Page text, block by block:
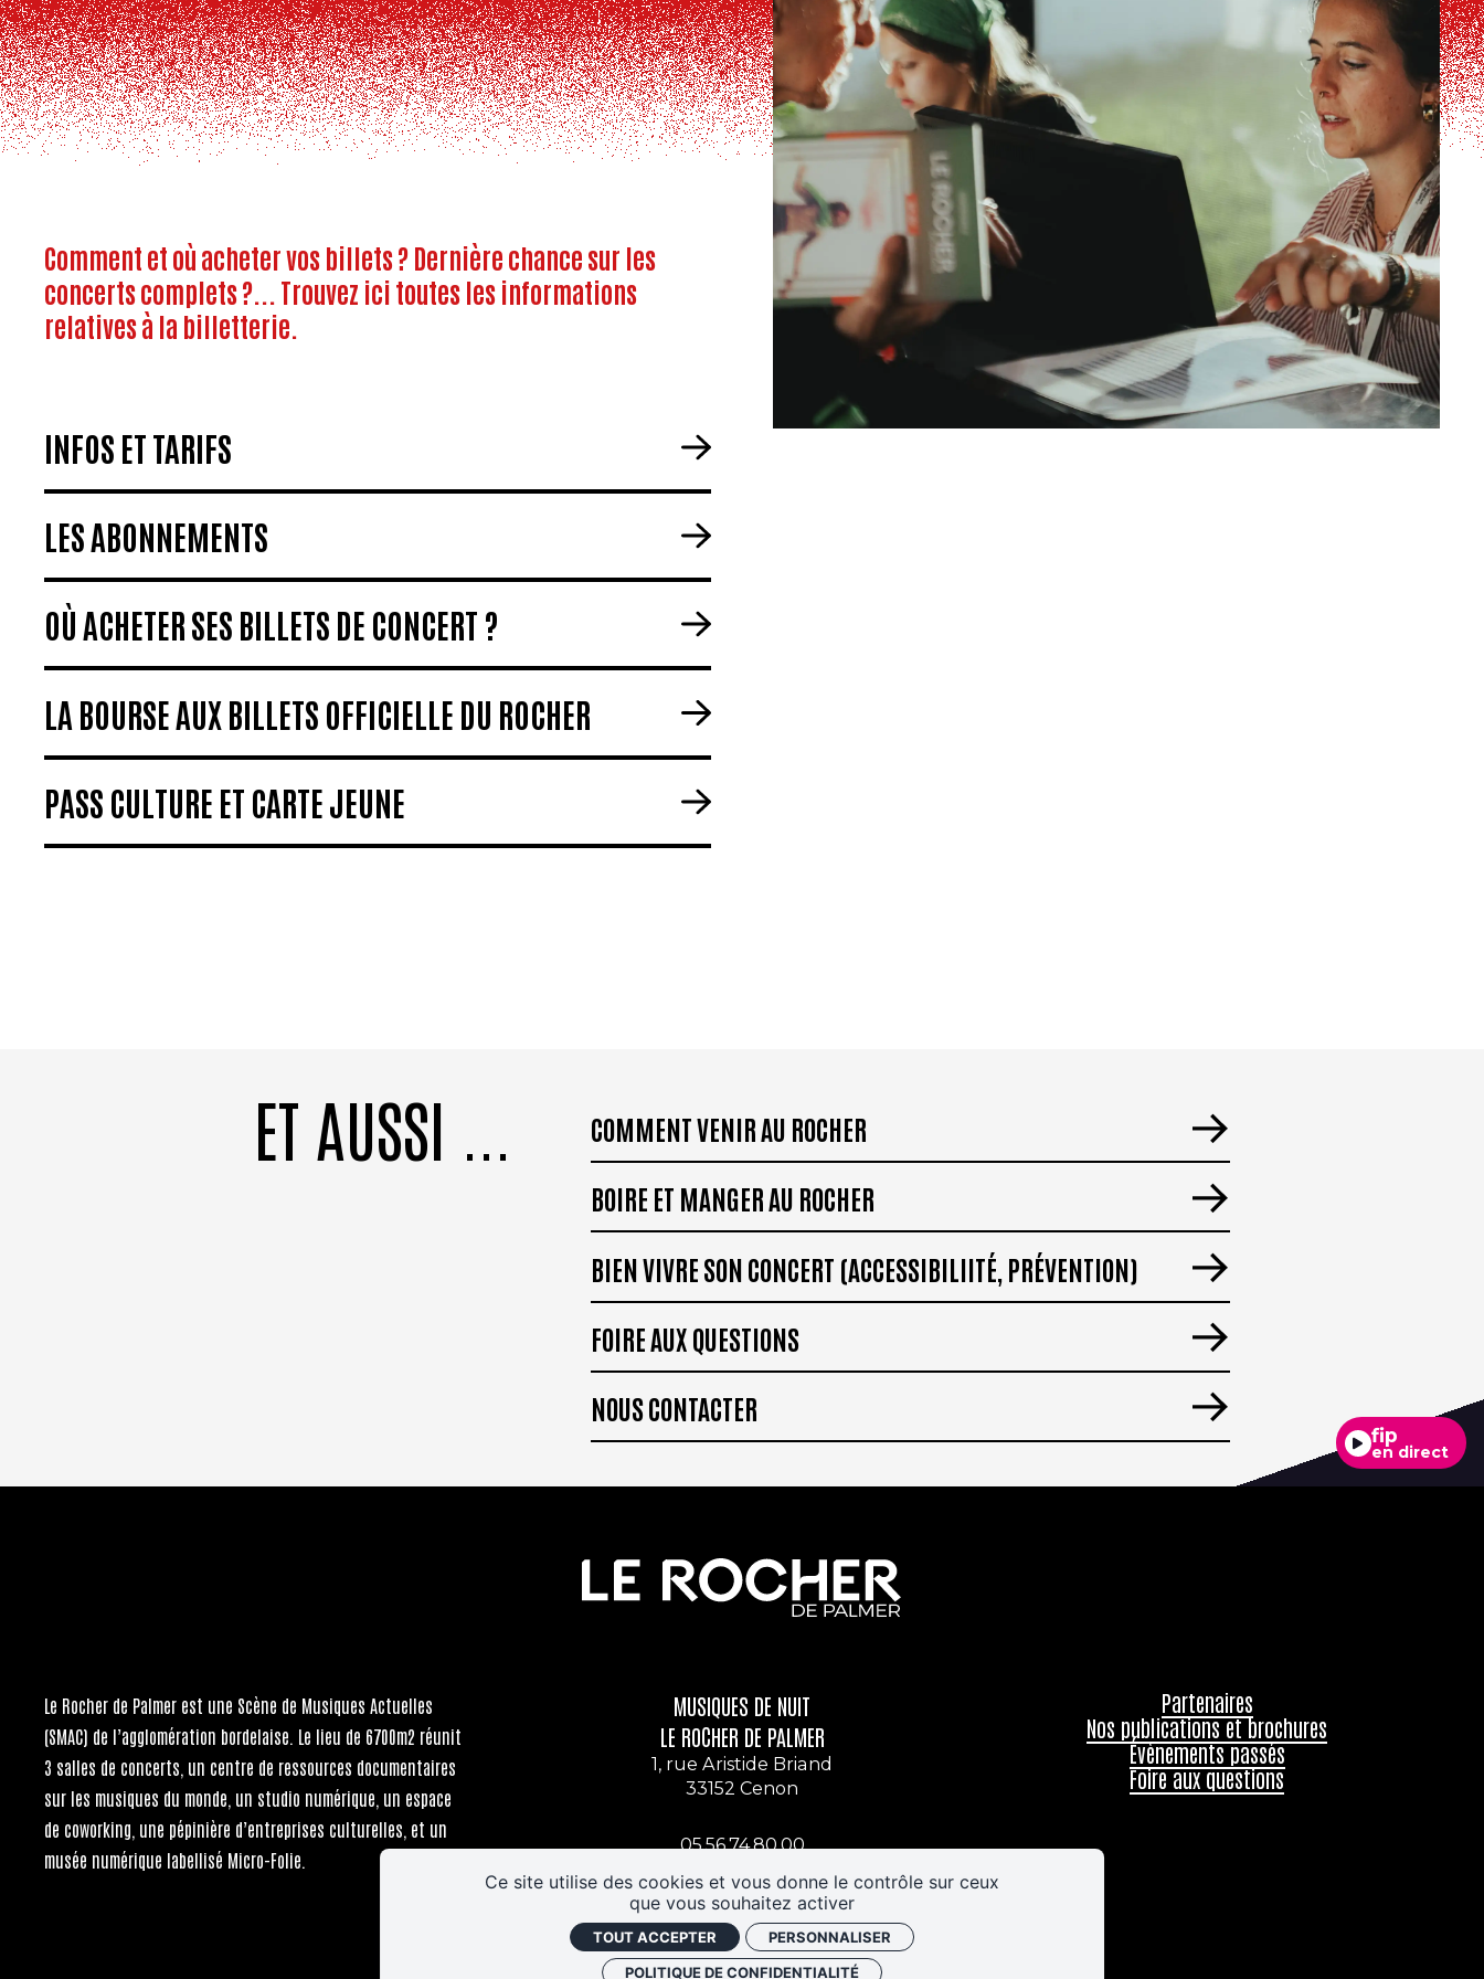
Ce site utilise des cookies et vous donne le contrôle sur ceux
que vous souhaitez activer
TOUT ACCEPTER
PERSONNALISER
POLITIQUE DE CONFIDENTIALITÉ
Comment et où acheter vos billets ? Dernière chance sur les
concerts complets ?... Trouvez ici toutes les informations
relatives à la billetterie.
INFOS ET TARIFS
LES ABONNEMENTS
OÙ ACHETER SES BILLETS DE CONCERT ?
LA BOURSE AUX BILLETS OFFICIELLE DU ROCHER
PASS CULTURE ET CARTE JEUNE
ET AUSSI ... COMMENT VENIR AU ROCHER
BOIRE ET MANGER AU ROCHER
BIEN VIVRE SON CONCERT (ACCESSIBILIITÉ, PRÉVENTION)
FOIRE AUX QUESTIONS
NOUS CONTACTER
fip
en direct
Le Rocher de Palmer est une Scène de Musiques Actuelles
(SMAC) de l’agglomération bordelaise. Le lieu de 6700m2 réunit
3 salles de concerts, un centre de ressources documentaires
sur les musiques du monde, un studio numérique, un espace
de coworking, une pépinière d’entreprises culturelles, et un
musée numérique labellisé Micro-Folie.
MUSIQUES DE NUIT
LE ROCHER DE PALMER
1, rue Aristide Briand
33152 Cenon
05.56.74.80.00
S'INSCRIRE AUX NEWSLETTERS
Partenaires
Nos publications et brochures
Évènements passés
Foire aux questions